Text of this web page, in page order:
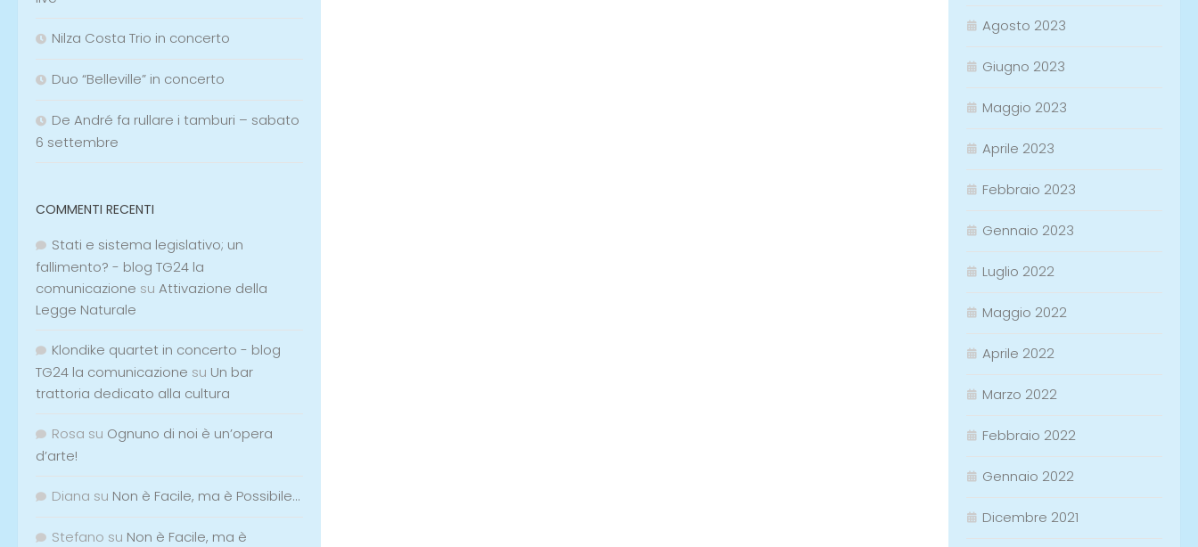
Nilza Costa Trio in concerto
Duo “Belleville” in concerto
De André fa rullare i tamburi – sabato
6 settembre
COMMENTI RECENTI
Stati e sistema legislativo; un
fallimento? - blog TG24 la
comunicazione su Attivazione della
Legge Naturale
Klondike quartet in concerto - blog
TG24 la comunicazione su Un bar
trattoria dedicato alla cultura
Rosa su Ognuno di noi è un’opera
d’arte!
Diana su Non è Facile, ma è Possibile…
Stefano su Non è Facile, ma è
Agosto 2023
Giugno 2023
Maggio 2023
Aprile 2023
Febbraio 2023
Gennaio 2023
Luglio 2022
Maggio 2022
Aprile 2022
Marzo 2022
Febbraio 2022
Gennaio 2022
Dicembre 2021